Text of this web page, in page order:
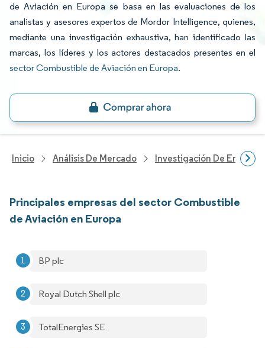
de Aviación en Europa se basa en las evaluaciones de los
analistas y asesores expertos de Mordor Intelligence, quienes,
mediante una investigación exhaustiva, han identificado las
marcas, los líderes y los actores destacados presentes en el
sector Combustible de Aviación en Europa.
Inicio Análisis De Mercado Investigación De Energía
Principales empresas del sector Combustible
de Aviación en Europa
BP plc
Royal Dutch Shell plc
TotalEnergies SE